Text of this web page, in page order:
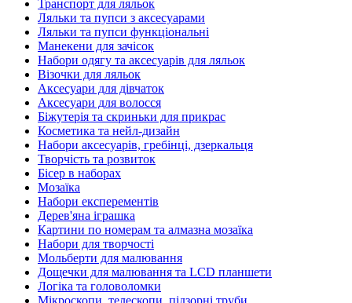
Транспорт для ляльок
Ляльки та пупси з аксесуарами
Ляльки та пупси функціональні
Манекени для зачісок
Набори одягу та аксесуарів для ляльок
Візочки для ляльок
Аксесуари для дівчаток
Аксесуари для волосся
Біжутерія та скриньки для прикрас
Косметика та нейл-дизайн
Набори аксесуарів, гребінці, дзеркальця
Творчість та розвиток
Бісер в наборах
Мозаїка
Набори експерементів
Дерев'яна іграшка
Картини по номерам та алмазна мозаїка
Набори для творчості
Мольберти для малювання
Дощечки для малювання та LCD планшети
Логіка та головоломки
Мікроскопи, телескопи, підзорні труби